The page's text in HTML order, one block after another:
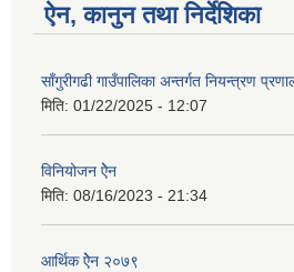
ऐन, कानुन तथा निर्देशिका
साँगुरीगढी गाउँपालिका अन्तर्गत नियन्त्रण
मिति: 01/22/2025 - 12:07
विनियोजन ऐेन
मिति: 08/16/2023 - 21:34
आर्थिक ऐेन २०७९